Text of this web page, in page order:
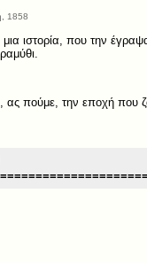
1858
ιστορία, που την
ας πούμε, την εποχή που